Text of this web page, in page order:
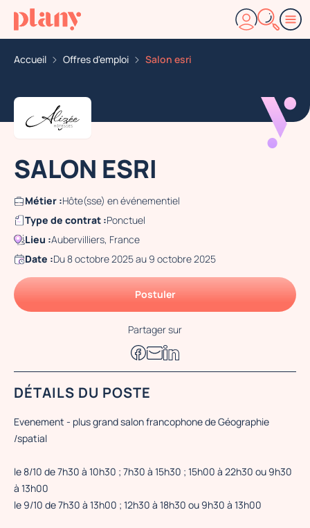
Accueil Offres d'emploi Salon esri
SALON ESRI
Métier :Hôte(sse) en événementiel
Type de contrat :Ponctuel
Lieu :Aubervilliers, France
Date :Du 8 octobre 2025 au 9 octobre 2025
Postuler
Partager sur
DÉTAILS DU POSTE
Evenement - plus grand salon francophone de Géographie
/spatial
le 8/10 de 7h30 à 10h30 ; 7h30 à 15h30 ; 15h00 à 22h30 ou 9h30
à 13h00
le 9/10 de 7h30 à 13h00 ; 12h30 à 18h30 ou 9h30 à 13h00